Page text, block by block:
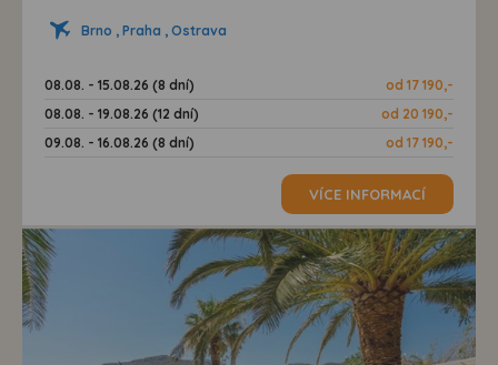
Brno , Praha , Ostrava
08.08. - 15.08.26 (8 dní)
od 17 190,-
08.08. - 19.08.26 (12 dní)
od 20 190,-
09.08. - 16.08.26 (8 dní)
od 17 190,-
VÍCE INFORMACÍ